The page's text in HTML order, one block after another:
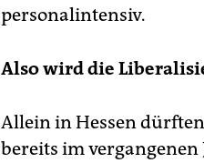
personalintensiv.
Also wird die
Allein in Hessen
bereits im vergangenen